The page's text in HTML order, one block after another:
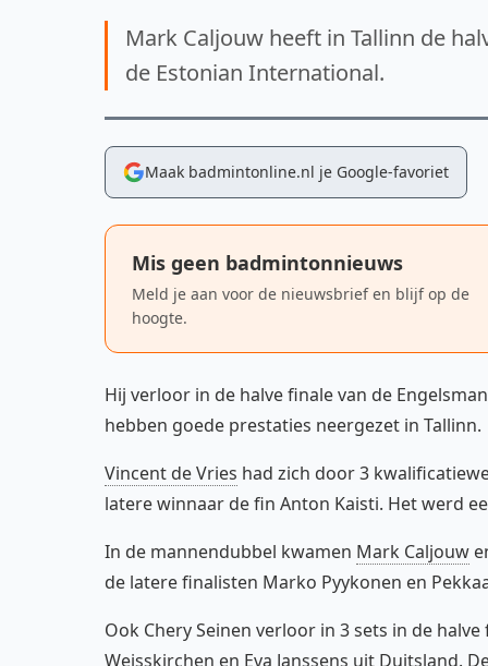
Mark Caljouw heeft in Tallinn de
de Estonian International.
Maak badmintonline.nl je Google-favoriet
Mis geen badmintonnieuws
Meld je aan voor de nieuwsbrief en blijf op de
hoogte.
Hij verloor in de halve finale van de
hebben goede prestaties neergezet in Tallinn.
Vincent de Vries had zich door 3
latere winnaar de fin Anton Kaisti. Het werd
In de mannendubbel kwamen Mark Caljouw
de latere finalisten Marko Pyykonen en
Ook Chery Seinen verloor in 3 sets in de
Weisskirchen en Eva Janssens uit Duitsland.